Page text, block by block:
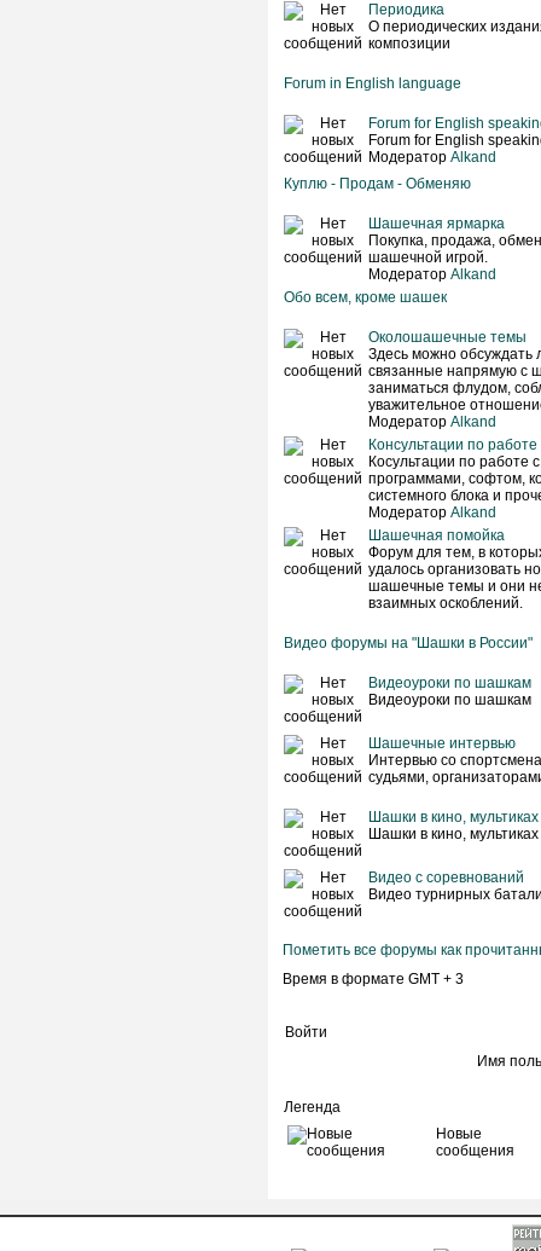
Периодика
О периодических
композиции
Forum in English language
Forum for English
Forum for English
Модератор Alkand
Куплю - Продам - Обменяю
Шашечная ярмарка
Покупка, продажа,
шашечной игрой.
Модератор Alkand
Обо всем, кроме шашек
Околошашечные темы
Здесь можно
связанные напрямую с
заниматься флудом,
уважительное
Модератор Alkand
Консультации по
Косультации по работе
программами, софтом,
системного блока и
Модератор Alkand
Шашечная помойка
Форум для тем, в
удалось организовать
шашечные темы и они
взаимных оскоблений.
Видео форумы на "Шашки в России"
Видеоуроки по шашкам
Видеоуроки по шашкам
Шашечные интервью
Интервью со
судьями,
Шашки в кино,
Шашки в кино,
Видео с соревнований
Видео турнирных
Пометить все форумы как
Время в формате GMT + 3
Войти
Имя
Легенда
Новые
сообщения